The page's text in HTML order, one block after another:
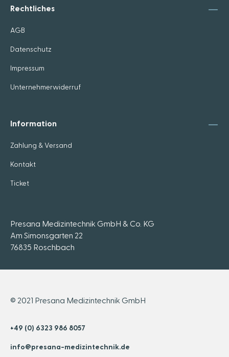
Rechtliches
AGB
Datenschutz
Impressum
Unternehmerwiderruf
Information
Zahlung & Versand
Kontakt
Ticket
Presana Medizintechnik GmbH & Co. KG
Am Simonsgarten 22
76835 Roschbach
© 2021 Presana Medizintechnik GmbH
+49 (0) 6323 986 8057
info@presana-medizintechnik.de